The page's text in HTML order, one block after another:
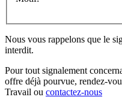
Nous vous rappelons que le
interdit.
Pour tout signalement
offre déjà pourvue, rendez-
Travail ou contactez-nous